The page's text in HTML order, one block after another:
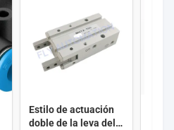
Estilo de actuación
doble de la leva del